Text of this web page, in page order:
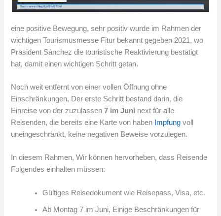
eine positive Bewegung, sehr positiv wurde im Rahmen der
wichtigen Tourismusmesse Fitur bekannt gegeben 2021, wo
Präsident Sánchez die touristische Reaktivierung bestätigt
hat, damit einen wichtigen Schritt getan.
Noch weit entfernt von einer vollen Öffnung ohne
Einschränkungen, Der erste Schritt bestand darin, die
Einreise von der zuzulassen 7 im Juni next für alle
Reisenden, die bereits eine Karte von haben Impfung voll
uneingeschränkt, keine negativen Beweise vorzulegen.
In diesem Rahmen, Wir können hervorheben, dass Reisende
Folgendes einhalten müssen:
Gültiges Reisedokument wie Reisepass, Visa, etc.
Ab Montag 7 im Juni, Einige Beschränkungen für